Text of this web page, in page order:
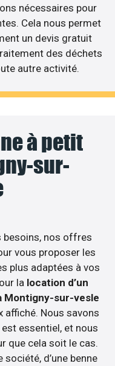
nécessaires pour
Cela nous permet
un devis gratuit
des déchets
autre activité.
à petit
sur-
besoins, nos offres
vous proposer les
plus adaptées à vos
la location d’un
Montigny-sur-vesle
affiché. Nous savons
essentiel, et nous
que cela soit le cas.
d’une benne